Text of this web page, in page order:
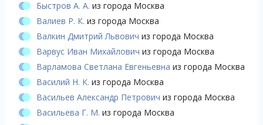
Быстров А. А. из города Москва
Валиев Р. К. из города Москва
Валкин Дмитрий Львович из города Москва
Варвус Иван Михайлович из города Москва
Варламова Светлана Евгеньевна из города Москва
Василий Н. К. из города Москва
Васильев Александр Петрович из города Москва
Васильева Г. М. из города Москва